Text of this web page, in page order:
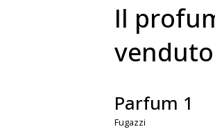
Il
venduto
Parfum 1
Fugazzi